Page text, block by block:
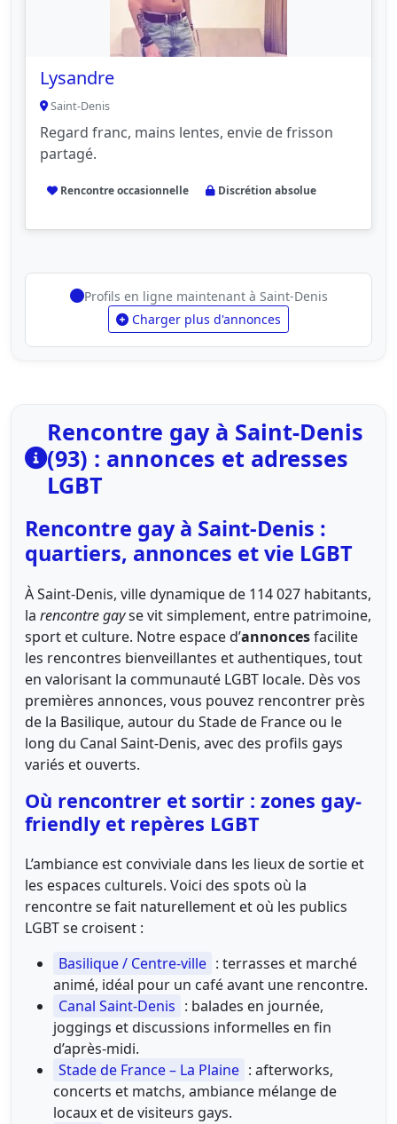
Lysandre
Saint-Denis
Regard franc, mains lentes, envie de frisson
partagé.
Rencontre occasionnelle Discrétion absolue
Profils en ligne maintenant à Saint-Denis
Charger plus d'annonces
Rencontre gay à Saint-Denis
(93) : annonces et adresses
LGBT
Rencontre gay à Saint-Denis :
quartiers, annonces et vie LGBT
À Saint-Denis, ville dynamique de 114 027 habitants,
la rencontre gayse vit simplement, entre patrimoine,
sport et culture. Notre espace d’annoncesfacilite
les rencontres bienveillantes et authentiques, tout
en valorisant la communauté LGBT locale. Dès vos
premières annonces, vous pouvez rencontrer près
de la Basilique, autour du Stade de France ou le
long du Canal Saint-Denis, avec des profils gays
variés et ouverts.
Où rencontrer et sortir : zones gay-
friendly et repères LGBT
L’ambiance est conviviale dans les lieux de sortie et
les espaces culturels. Voici des spots où la
rencontre se fait naturellement et où les publics
LGBT se croisent :
Basilique / Centre-ville : terrasses et marché
animé, idéal pour un café avant une rencontre.
Canal Saint-Denis : balades en journée,
joggings et discussions informelles en fin
d’après-midi.
Stade de France – La Plaine : afterworks,
concerts et matchs, ambiance mélange de
locaux et de visiteurs gays.